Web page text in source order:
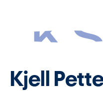
KS
Kjell